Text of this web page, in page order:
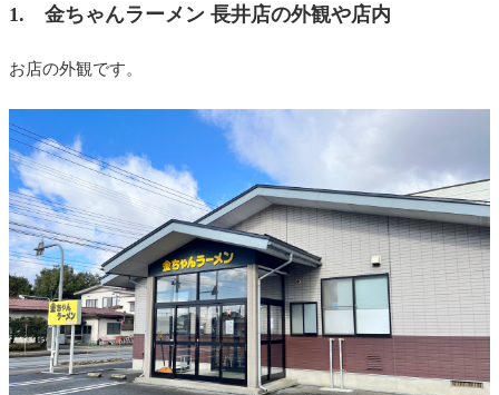
1. 金ちゃんラーメン 長井店の外観や店内
お店の外観です。